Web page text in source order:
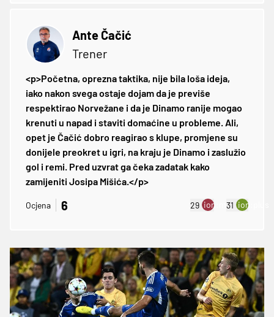
Ante Čačić
Trener
<p>Početna, oprezna taktika, nije bila loša ideja,
iako nakon svega ostaje dojam da je previše
respektirao Norvežane i da je Dinamo ranije mogao
krenuti u napad i staviti domaćine u probleme. Ali,
opet je Čačić dobro reagirao s klupe, promjene su
donijele preokret u igri, na kraju je Dinamo i zaslužio
gol i remi. Pred uzvrat ga čeka zadatak kako
zamijeniti Josipa Mišića.</p>
Ocjena 6 29 ion:minus
31 ion:plus